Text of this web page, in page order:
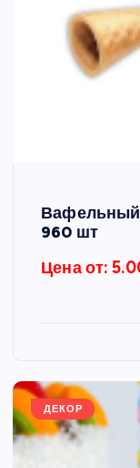
Вафельный
960 шт
Цена от:
ДЕКОР